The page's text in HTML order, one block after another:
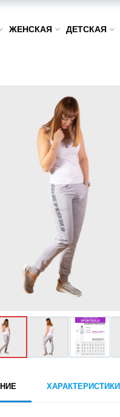
ЖЕНСКАЯ ДЕТСКАЯ
ХАРАКТЕРИСТИКИ